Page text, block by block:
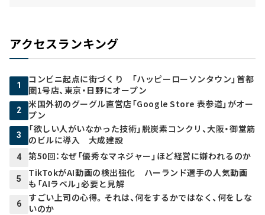
アクセスランキング
1
コンビニ起点に街づくり 「ハッピーローソンタウン」首都
圏1号店、東京・日野にオープン
2
米国外初のグーグル直営店「Google Store 表参道」がオー
プン
3
「欲しい人がいなかった技術」脱炭素コンクリ、大阪・御堂筋
のビルに導入 大成建設
4 第50回：なぜ「優秀なマネジャー」ほど経営に嫌われるのか
5
TikTokがAI動画の検出強化 ハーランド選手の人気動画
も「AIラベル」必要と見解
6
すごい上司の心得。それは、何をするかではなく、何をしな
いのか